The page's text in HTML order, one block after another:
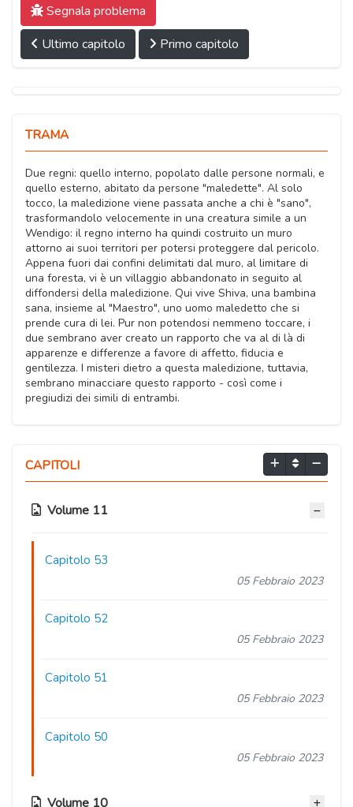
Segnala problema
Ultimo capitolo
Primo capitolo
TRAMA
Due regni: quello interno, popolato dalle persone normali, e
quello esterno, abitato da persone "maledette". Al solo
tocco, la maledizione viene passata anche a chi è "sano",
trasformandolo velocemente in una creatura simile a un
Wendigo: il regno interno ha quindi costruito un muro
attorno ai suoi territori per potersi proteggere dal pericolo.
Appena fuori dai confini delimitati dal muro, al limitare di
una foresta, vi è un villaggio abbandonato in seguito al
diffondersi della maledizione. Qui vive Shiva, una bambina
sana, insieme al "Maestro", uno uomo maledetto che si
prende cura di lei. Pur non potendosi nemmeno toccare, i
due sembrano aver creato un rapporto che va al di là di
apparenze e differenze a favore di affetto, fiducia e
gentilezza. I misteri dietro a questa maledizione, tuttavia,
sembrano minacciare questo rapporto - così come i
pregiudizi dei simili di entrambi.
CAPITOLI
Volume 11
Capitolo 53
05 Febbraio 2023
Capitolo 52
05 Febbraio 2023
Capitolo 51
05 Febbraio 2023
Capitolo 50
05 Febbraio 2023
Volume 10